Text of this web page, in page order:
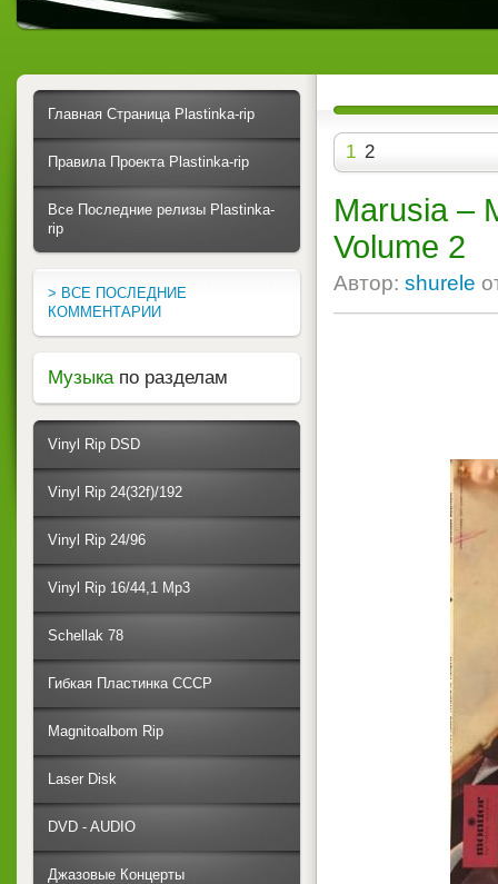
1 2
Marusia ‎–
Volume 2
Автор: shurele
Главная Страница Plastinka-rip
Правила Проекта Plastinka-rip
Все Последние релизы Plastinka-
rip
> ВСЕ ПОСЛЕДНИЕ
КОММЕНТАРИИ
Музыка по разделам
Vinyl Rip DSD
Vinyl Rip 24(32f)/192
Vinyl Rip 24/96
Vinyl Rip 16/44,1 Mp3
Schellak 78
Гибкая Пластинка СССР
Magnitoalbom Rip
Laser Disk
DVD - AUDIO
Джазовые Концерты